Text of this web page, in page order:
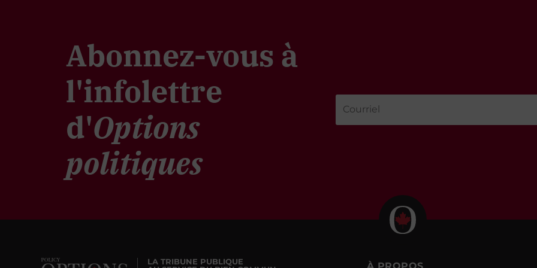
Abonnez-vous à
l'infolettre
d'Options
politiques
LA TRIBUNE PUBLIQUE